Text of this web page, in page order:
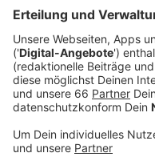
Calo kommt!
Anzeige
Der Name des